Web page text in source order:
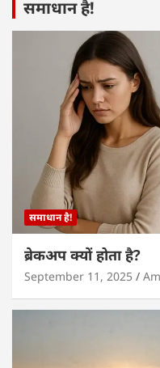
समाधान है!
समाधान है!
ब्रेकअप क्यों होता है?
September 11, 2025